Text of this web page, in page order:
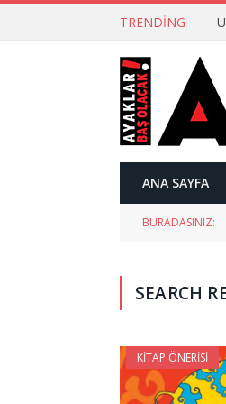
TRENDING
ANA SAYFA
BURADASINIZ:
SEARCH
KITAP ÖNERISI